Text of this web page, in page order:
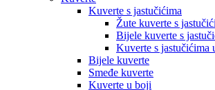
Kuverte s jastučićima
Žute kuverte s
Bijele kuverte s
Kuverte s jastučićima
Bijele kuverte
Smeđe kuverte
Kuverte u boji